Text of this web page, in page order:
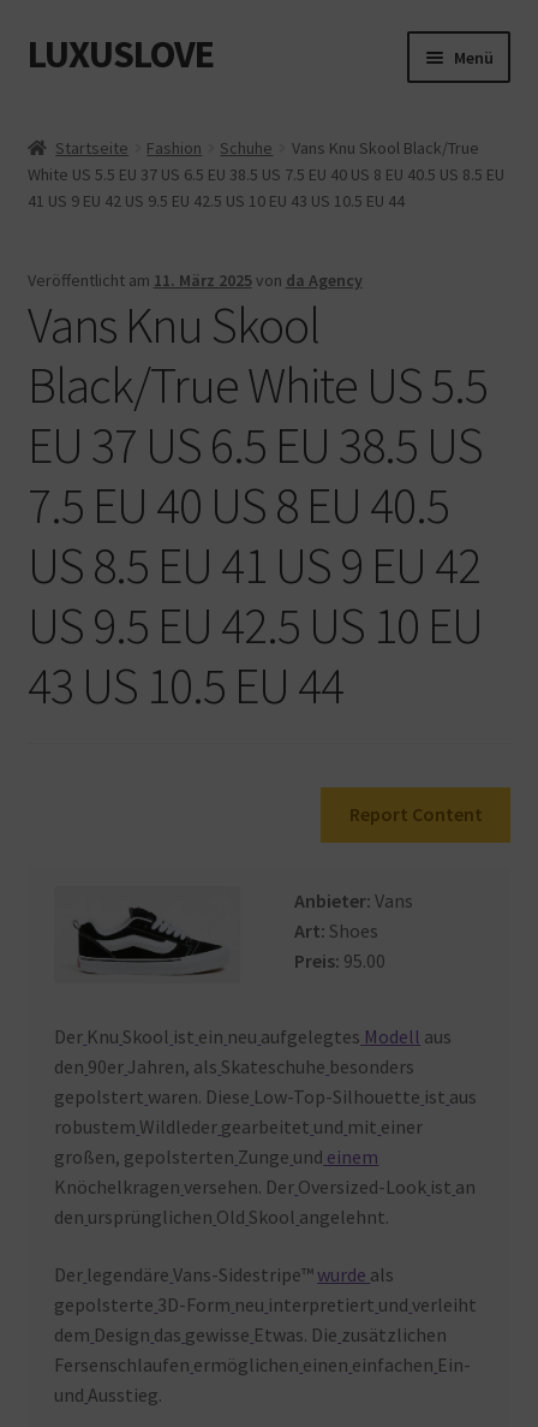
Zur
Navigation
Zum
Inhalt
LUXUSLOVE Menü
Cookie-Richtlinie (EU)
Impressum
Kasse
Mein Konto
Shop
Warenkorb
Startseite Fashion Schuhe
Vans Knu Skool Black/True
White US 5.5 EU 37 US 6.5 EU 38.5 US 7.5 EU 40 US 8 EU 40.5 US 8.5 EU
41 US 9 EU 42 US 9.5 EU 42.5 US 10 EU 43 US 10.5 EU 44
Veröffentlicht am 11. März 2025von da Agency
Vans Knu Skool
Black/True White US 5.5
EU 37 US 6.5 EU 38.5 US
7.5 EU 40 US 8 EU 40.5
US 8.5 EU 41 US 9 EU 42
US 9.5 EU 42.5 US 10 EU
43 US 10.5 EU 44
Report Content
Anbieter:Vans
Art: Shoes
Preis: 95.00
Der Knu Skool ist ein neu aufgelegtes Modell aus
den 90er Jahren, als Skateschuhe besonders
gepolstert waren. Diese Low-Top-Silhouette ist aus
robustem Wildleder gearbeitet und mit einer
großen, gepolsterten Zunge und einem
Knöchelkragen versehen. Der Oversized-Look ist an
den ursprünglichen Old Skool angelehnt.
Der legendäre Vans-Sidestripe™wurde als
gepolsterte 3D-Form neu interpretiert und verleiht
dem Design das gewisse Etwas. Die zusätzlichen
Fersenschlaufen ermöglichen einen einfachen Ein-
und Ausstieg.